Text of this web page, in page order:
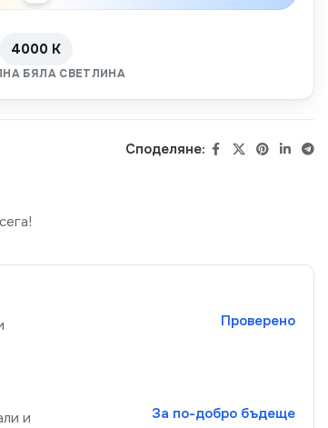
4000 K
БЯЛА СВЕТЛИНА
Споделяне:
Проверено
и
За по-добро бъдеще